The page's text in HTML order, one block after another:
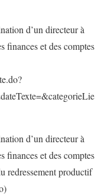
d’un directeur à
finances et des comptes
d’un directeur à
finances et des comptes
redressement productif